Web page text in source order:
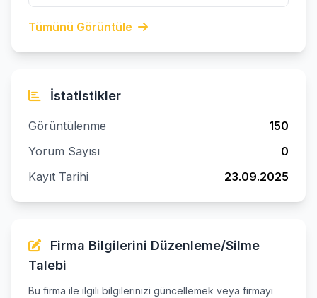
Tümünü Görüntüle
İstatistikler
Görüntülenme
150
Yorum Sayısı
0
Kayıt Tarihi
23.09.2025
Firma Bilgilerini Düzenleme/Silme
Talebi
Bu firma ile ilgili bilgilerinizi güncellemek veya firmayı